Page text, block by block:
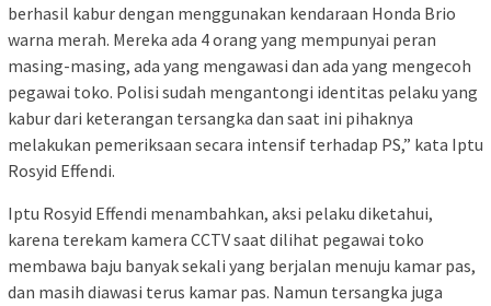
berhasil kabur dengan menggunakan kendaraan Honda Brio
warna merah. Mereka ada 4 orang yang mempunyai peran
masing-masing, ada yang mengawasi dan ada yang mengecoh
pegawai toko. Polisi sudah mengantongi identitas pelaku yang
kabur dari keterangan tersangka dan saat ini pihaknya
melakukan pemeriksaan secara intensif terhadap PS,” kata Iptu
Rosyid Effendi.
Iptu Rosyid Effendi menambahkan, aksi pelaku diketahui,
karena terekam kamera CCTV saat dilihat pegawai toko
membawa baju banyak sekali yang berjalan menuju kamar pas,
dan masih diawasi terus kamar pas. Namun tersangka juga